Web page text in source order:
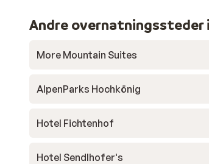
Andre overnatningssteder
More Mountain Suites
AlpenParks Hochkönig
Hotel Fichtenhof
Hotel Sendlhofer's